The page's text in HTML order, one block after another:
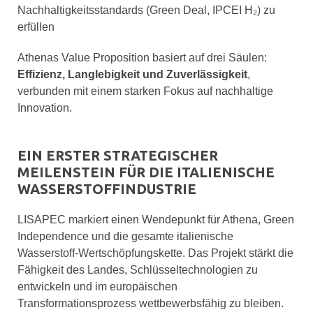
Nachhaltigkeitsstandards (Green Deal, IPCEI H₂) zu
erfüllen
Athenas Value Proposition basiert auf drei Säulen:
Effizienz, Langlebigkeit und Zuverlässigkeit,
verbunden mit einem starken Fokus auf nachhaltige
Innovation.
EIN ERSTER STRATEGISCHER
MEILENSTEIN FÜR DIE ITALIENISCHE
WASSERSTOFFINDUSTRIE
LISAPEC markiert einen Wendepunkt für Athena, Green
Independence und die gesamte italienische
Wasserstoff-Wertschöpfungskette. Das Projekt stärkt die
Fähigkeit des Landes, Schlüsseltechnologien zu
entwickeln und im europäischen
Transformationsprozess wettbewerbsfähig zu bleiben.